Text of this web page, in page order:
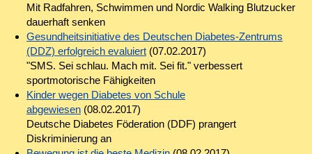
Mit Radfahren, Schwimmen und Nordic Walking Blutzucker
dauerhaft senken
Gesundheitsinitiative des Deutschen Diabetes-Zentrums
(DDZ) erfolgreich evaluiert(07.02.2017)
"SMS. Sei schlau. Mach mit. Sei fit." verbessert
sportmotorische Fähigkeiten
Kinder wegen Diabetes von Schule
abgewiesen(08.02.2017)
Deutsche Diabetes Föderation (DDF) prangert
Diskriminierung an